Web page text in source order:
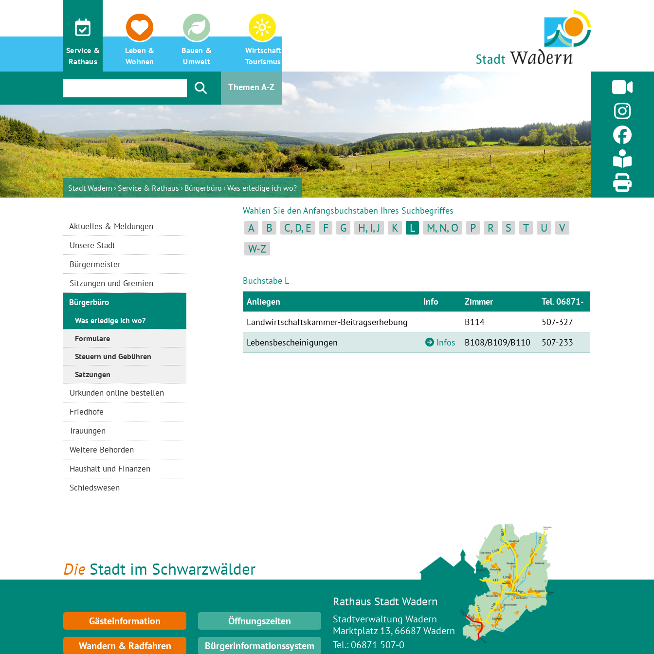
Service &
Rathaus
Leben &
Wohnen
Bauen &
Umwelt
Wirtschaft &
Tourismus
Themen A-Z
Stadt Wadern Service & Rathaus Bürgerbüro Was erledige ich wo?
Aktuelles & Meldungen
Unsere Stadt
Bürgermeister
Sitzungen und Gremien
Bürgerbüro
Was erledige ich wo?
Formulare
Steuern und Gebühren
Satzungen
Urkunden online bestellen
Friedhöfe
Trauungen
Weitere Behörden
Haushalt und Finanzen
Schiedswesen
Wählen Sie den Anfangsbuchstaben Ihres Suchbegriffes
A B C, D, E F G H, I, J K L M, N, O P R S T U
V
W-Z
Buchstabe L
Anliegen
Info Zimmer
Tel. 06871-
Landwirtschaftskammer-Beitragserhebung
B114
507-327
Lebensbescheinigungen
Infos B108/B109/B110 507-233
Die Stadt im Schwarzwälder
Gästeinformation
Wandern & Radfahren
Öffnungszeiten
Bürgerinformationssystem
Rathaus Stadt Wadern
Stadtverwaltung Wadern
Marktplatz 13, 66687 Wadern
Tel.: 06871 507-0